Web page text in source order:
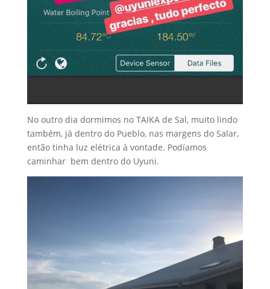
No outro dia dormimos no TAIKA de Sal, muito lindo
também, já dentro do Pueblo, nas margens do Salar,
então tinha luz elétrica à vontade. Podíamos
caminhar bem dentro do Uyuni.